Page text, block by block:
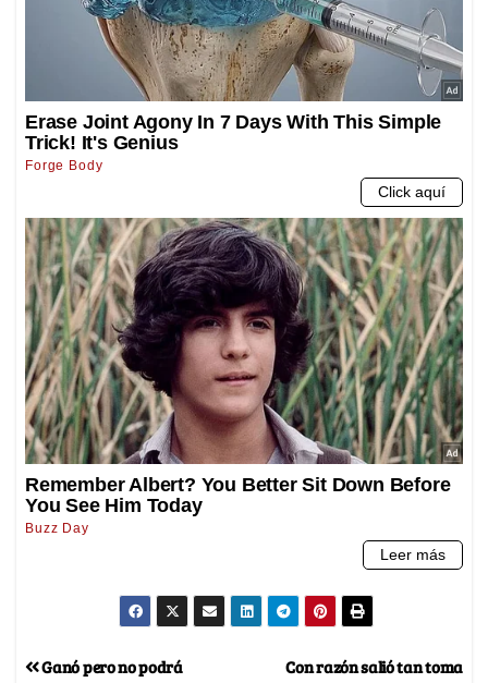
Con razón salió tan toma
Ganó pero no podrá